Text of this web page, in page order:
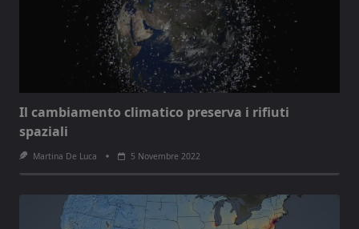
Il cambiamento climatico preserva i rifiuti
spaziali
Martina De Luca 5 Novembre 2022